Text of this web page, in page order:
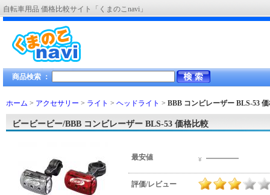
自転車用品 価格比較サイト「くまのこnavi」
商品検索 ：
ホーム > アクセサリー > ライト > ヘッドライト > BBB コンビレーザー BLS-53
ビービービー/BBB コンビレーザー BLS-53 価格比較
最安値 ¥ ―――
評価/レビュー